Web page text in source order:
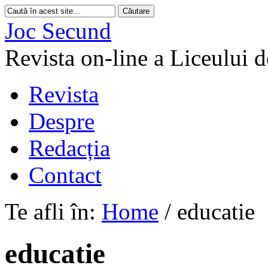
Joc Secund
Revista on-line a Liceului
Revista
Despre
Redacția
Contact
Te afli în: Home / educatie
educatie